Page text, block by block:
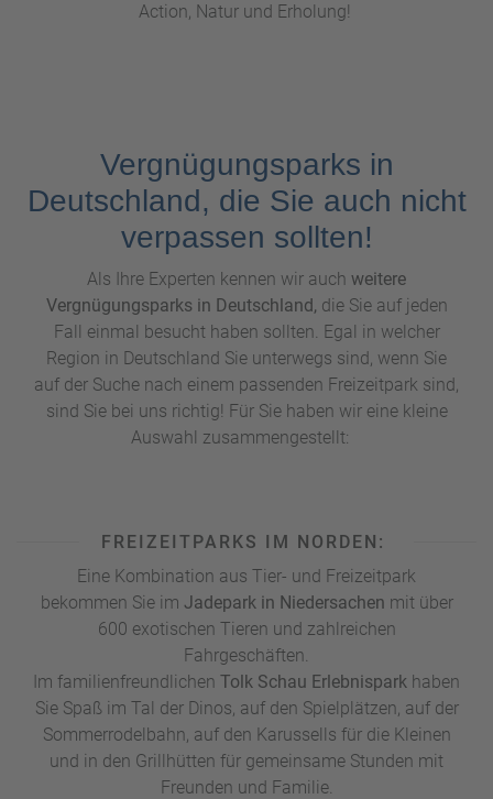
Action, Natur und Erholung!
Vergnügungsparks in
Deutschland, die Sie auch nicht
verpassen sollten!
Als Ihre Experten kennen wir auch weitere
Vergnügungsparks in Deutschland, die Sie auf jeden
Fall einmal besucht haben sollten. Egal in welcher
Region in Deutschland Sie unterwegs sind, wenn Sie
auf der Suche nach einem passenden Freizeitpark sind,
sind Sie bei uns richtig! Für Sie haben wir eine kleine
Auswahl zusammengestellt:
FREIZEITPARKS IM NORDEN:
Eine Kombination aus Tier- und Freizeitpark
bekommen Sie im Jadepark in Niedersachen mit über
600 exotischen Tieren und zahlreichen
Fahrgeschäften.
Im familienfreundlichen Tolk Schau Erlebnispark haben
Sie Spaß im Tal der Dinos, auf den Spielplätzen, auf der
Sommerrodelbahn, auf den Karussells für die Kleinen
und in den Grillhütten für gemeinsame Stunden mit
Freunden und Familie.